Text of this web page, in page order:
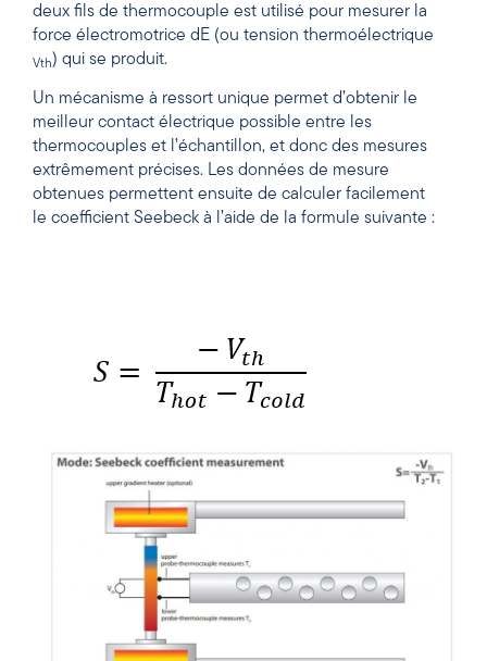
deux fils de thermocouple est utilisé pour mesurer la
force électromotrice dE (ou tension thermoélectrique
Vth) qui se produit.
Un mécanisme à ressort unique permet d’obtenir le
meilleur contact électrique possible entre les
thermocouples et l’échantillon, et donc des mesures
extrêmement précises. Les données de mesure
obtenues permettent ensuite de calculer facilement
le coefficient Seebeck à l’aide de la formule suivante :